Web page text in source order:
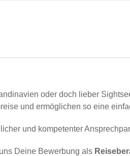
oder doch lieber
und ermöglichen so eine
und kompetenter
Deine Bewerbung als